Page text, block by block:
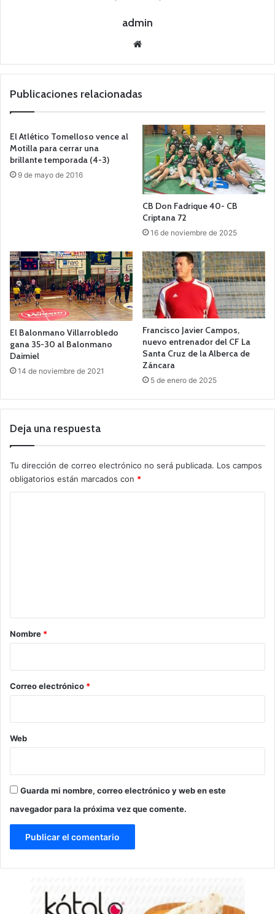
admin
we
Publicaciones relacionadas
El Atlético Tomelloso vence al
Motilla para cerrar una
brillante temporada (4-3)
9 de mayo de 2016
CB Don Fadrique 40- CB
Criptana 72
16 de noviembre de 2025
El Balonmano Villarrobledo
gana 35-30 al Balonmano
Daimiel
14 de noviembre de 2021
Francisco Javier Campos,
nuevo entrenador del CF La
Santa Cruz de la Alberca de
Záncara
5 de enero de 2025
Deja una respuesta
Tu dirección de correo electrónico no será publicada. Los campos
obligatorios están marcados con *
r
*
Nombre *
Correo electrónico *
Web
Guarda mi nombre, correo electrónico y web en este
navegador para la próxima vez que comente.